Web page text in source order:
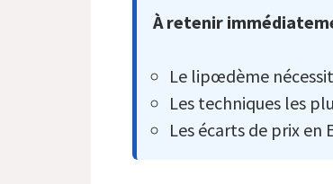
À retenir
Le lipœdème
Les techniques les
Les écarts de prix en